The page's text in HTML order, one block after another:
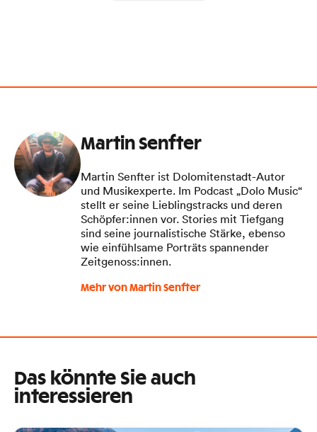
Martin Senfter
Martin Senfter ist Dolomitenstadt-Autor
und Musikexperte. Im Podcast „Dolo Music“
stellt er seine Lieblingstracks und deren
Schöpfer:innen vor. Stories mit Tiefgang
sind seine journalistische Stärke, ebenso
wie einfühlsame Porträts spannender
Zeitgenoss:innen.
Mehr von Martin Senfter
Das könnte Sie auch
interessieren